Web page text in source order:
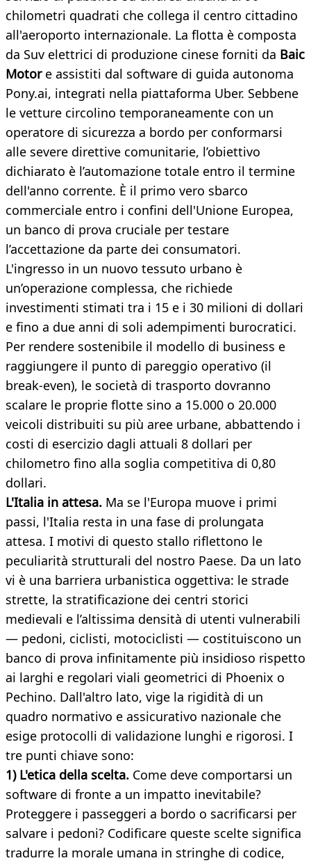
chilometri quadrati che collega il centro cittadino
all'aeroporto internazionale. La flotta è composta
da Suv elettrici di produzione cinese forniti da Baic
Motore assistiti dal software di guida autonoma
Pony.ai, integrati nella piattaforma Uber. Sebbene
le vetture circolino temporaneamente con un
operatore di sicurezza a bordo per conformarsi
alle severe direttive comunitarie, l’obiettivo
dichiarato è l’automazione totale entro il termine
dell'anno corrente. È il primo vero sbarco
commerciale entro i confini dell'Unione Europea,
un banco di prova cruciale per testare
l’accettazione da parte dei consumatori.
L'ingresso in un nuovo tessuto urbano è
un’operazione complessa, che richiede
investimenti stimati tra i 15 e i 30 milioni di dollari
e fino a due anni di soli adempimenti burocratici.
Per rendere sostenibile il modello di business e
raggiungere il punto di pareggio operativo (il
break-even), le società di trasporto dovranno
scalare le proprie flotte sino a 15.000 o 20.000
veicoli distribuiti su più aree urbane, abbattendo i
costi di esercizio dagli attuali 8 dollari per
chilometro fino alla soglia competitiva di 0,80
dollari.
L'Italia in attesa. Ma se l'Europa muove i primi
passi, l'Italia resta in una fase di prolungata
attesa. I motivi di questo stallo riflettono le
peculiarità strutturali del nostro Paese. Da un lato
vi è una barriera urbanistica oggettiva: le strade
strette, la stratificazione dei centri storici
medievali e l’altissima densità di utenti vulnerabili
— pedoni, ciclisti, motociclisti — costituiscono un
banco di prova infinitamente più insidioso rispetto
ai larghi e regolari viali geometrici di Phoenix o
Pechino. Dall'altro lato, vige la rigidità di un
quadro normativo e assicurativo nazionale che
esige protocolli di validazione lunghi e rigorosi. I
tre punti chiave sono:
1) L'etica della scelta. Come deve comportarsi un
software di fronte a un impatto inevitabile?
Proteggere i passeggeri a bordo o sacrificarsi per
salvare i pedoni? Codificare queste scelte significa
tradurre la morale umana in stringhe di codice,